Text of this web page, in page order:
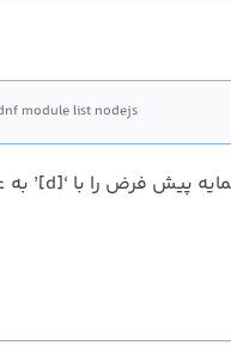
module list nodejs
پیش فرض را با ‘[d]’
به